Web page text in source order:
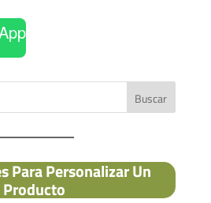
Buscar
Para Personalizar Un
Producto